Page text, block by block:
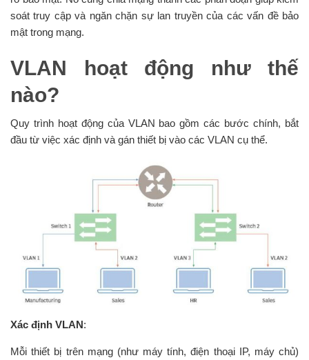
soát truy cập và ngăn chặn sự lan truyền của các vấn đề bảo
mật trong mạng.
VLAN hoạt động như thế
nào?
Quy trình hoạt động của VLAN bao gồm các bước chính, bắt
đầu từ việc xác định và gán thiết bị vào các VLAN cụ thể.
Xác định VLAN:
Mỗi thiết bị trên mạng (như máy tính, điện thoại IP, máy chủ)